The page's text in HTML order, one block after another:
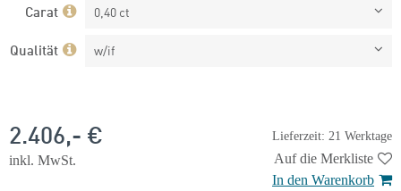
Carat 0,40 ct
Qualität w/if
Lieferzeit: 21 Werktage
2.406,- €
inkl. MwSt.
Auf die Merkliste
In den Warenkorb